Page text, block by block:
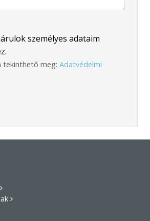
személyes adataim
tekinthető meg: Adatvédelmi